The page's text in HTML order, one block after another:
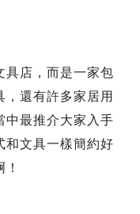
具店，而是一家包
還有許多家居用
中最推介大家入手
和文具一樣簡約好